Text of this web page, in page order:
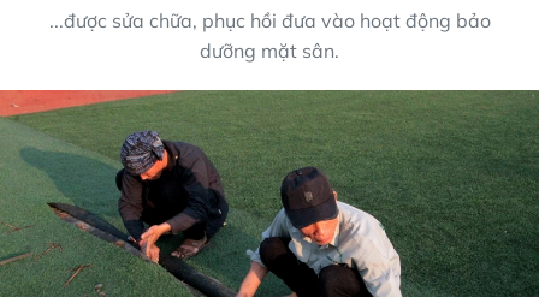
...được sửa chữa, phục hồi đưa vào hoạt động bảo
dưỡng mặt sân.